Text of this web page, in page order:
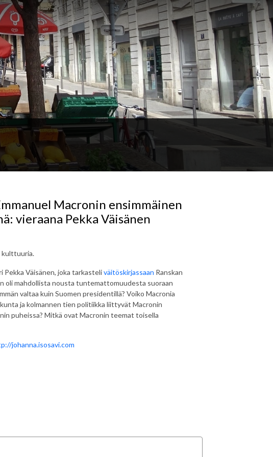
Macronin ensimmäinen
vieraana Pekka Väisänen
kulttuuria.
Väisänen, joka tarkasteliväitöskirjassaan Ranskan
oli mahdollista nousta tuntemattomuudesta suoraan
valtaa kuin Suomen presidentillä? Voiko Macronia
ja kolmannen tien politiikka liittyvät Macronin
puheissa? Mitkä ovat Macronin teemat toisella
johanna.isosavi.com